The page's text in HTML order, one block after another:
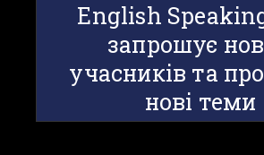
English
запрошує
учасників та
нові теми